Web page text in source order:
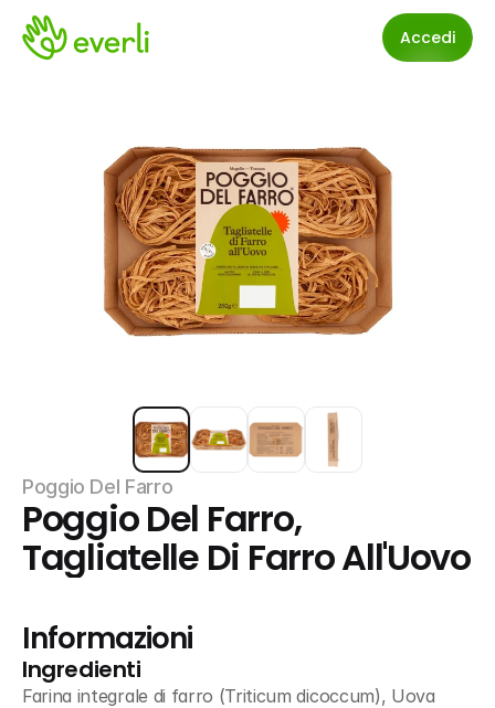
Accedi
Poggio Del Farro
Poggio Del Farro,
Tagliatelle Di Farro All'Uovo
Informazioni
Ingredienti
Farina integrale di farro (Triticum dicoccum), Uova